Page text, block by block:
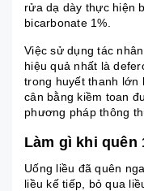
rửa dạ dày thực hiện
bicarbonate 1%.
Việc sử dụng tác
hiệu quả nhất là
trong huyết thanh lớn
cân bằng kiềm toan
phương pháp thông
Làm gì khi quên
Uống liều đã quên
liều kế tiếp, bỏ qua